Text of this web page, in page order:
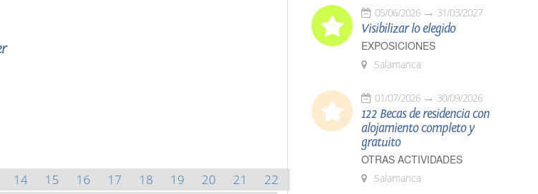
14 15 16 17 18 19 20 21
22
05/06/2026 31/03/2027
Visibilizar lo elegido
EXPOSICIONES
Salamanca
01/07/2026 30/09/2026
122 Becas de residencia con
alojamiento completo y
gratuito
OTRAS ACTIVIDADES
Salamanca